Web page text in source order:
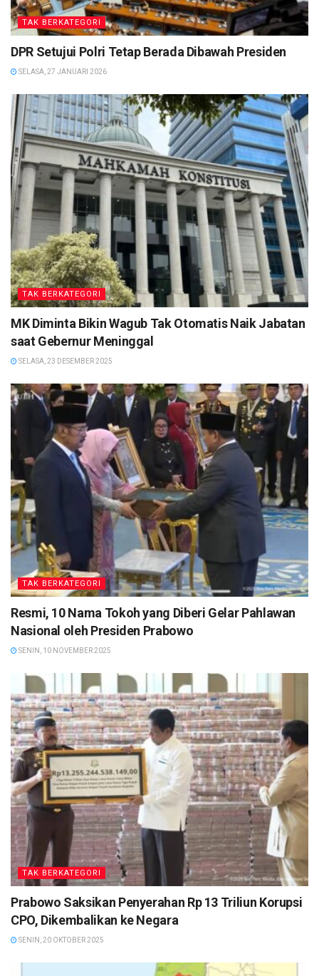
TAK BERKATEGORI
DPR Setujui Polri Tetap Berada Dibawah Presiden
SELASA, 27 JANUARI 2026
TAK BERKATEGORI
MK Diminta Bikin Wagub Tak Otomatis Naik Jabatan
saat Gebernur Meninggal
SELASA, 23 DESEMBER 2025
TAK BERKATEGORI
Resmi, 10 Nama Tokoh yang Diberi Gelar Pahlawan
Nasional oleh Presiden Prabowo
SENIN, 10 NOVEMBER 2025
TAK BERKATEGORI
Prabowo Saksikan Penyerahan Rp 13 Triliun Korupsi
CPO, Dikembalikan ke Negara
SENIN, 20 OKTOBER 2025